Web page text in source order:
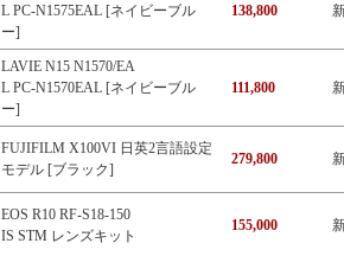
L PC-N1575EAL [ネイビーブル
ー]
138,800
LAVIE N15 N1570/EA
L PC-N1570EAL [ネイビーブル
ー]
111,800
FUJIFILM X100VI 日英2言語設定
モデル [ブラック]
279,800
EOS R10 RF-S18-150
IS STM レンズキット
155,000